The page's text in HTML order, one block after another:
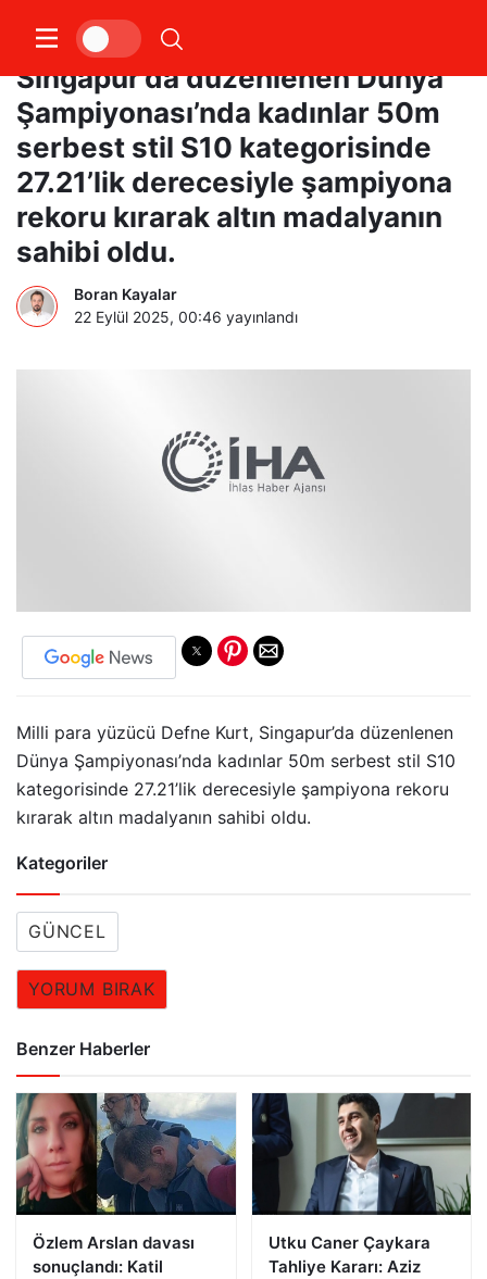
Milli para yüzücü Defne Kurt,
Singapur’da düzenlenen Dünya
Şampiyonası’nda kadınlar 50m
serbest stil S10 kategorisinde
27.21’lik derecesiyle şampiyona
rekoru kırarak altın madalyanın
sahibi oldu.
Boran Kayalar
22 Eylül 2025, 00:46 yayınlandı
Milli para yüzücü Defne Kurt, Singapur’da düzenlenen
Dünya Şampiyonası’nda kadınlar 50m serbest stil S10
kategorisinde 27.21’lik derecesiyle şampiyona rekoru
kırarak altın madalyanın sahibi oldu.
Kategoriler
GÜNCEL
YORUM BIRAK
Benzer Haberler
Özlem Arslan davası
sonuçlandı: Katil
Utku Caner Çaykara
Tahliye Kararı: Aziz